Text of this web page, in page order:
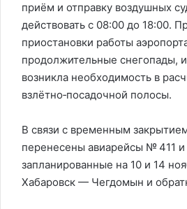
приём и отправку воздушных
действовать с 08:00 до 18:00.
приостановки работы
продолжительные снегопады,
возникла необходимость в
взлётно‑посадочной полосы.
В связи с временным
перенесены авиарейсы № 411
запланированные на 10 и 14
Хабаровск — Чегдомын и